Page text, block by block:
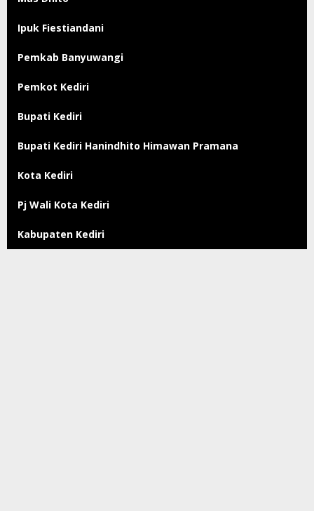
Ipuk Fiestiandani
Pemkab Banyuwangi
Pemkot Kediri
Bupati Kediri
Bupati Kediri Hanindhito Himawan Pramana
Kota Kediri
Pj Wali Kota Kediri
Kabupaten Kediri